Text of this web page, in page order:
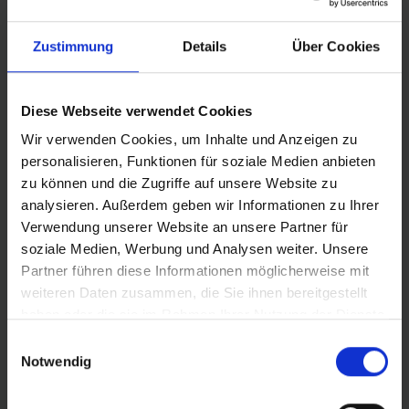
Zustimmung Details Über Cookies
Diese Webseite verwendet Cookies
Wir verwenden Cookies, um Inhalte und Anzeigen zu
personalisieren, Funktionen für soziale Medien anbieten
zu können und die Zugriffe auf unsere Website zu
analysieren. Außerdem geben wir Informationen zu Ihrer
Verwendung unserer Website an unsere Partner für
soziale Medien, Werbung und Analysen weiter. Unsere
Partner führen diese Informationen möglicherweise mit
weiteren Daten zusammen, die Sie ihnen bereitgestellt
Notwendig
PRODUCT DESCRIPTION
terrain. Ideal for extreme conditions.
Aggressive open tread design with large blocks
excellent brake traction on deep and soft terrain.
Excellent braking traction and extremely good self-
cleaning properties due to large gaps between
studs.
Special ‘Curveclaws’ for outstanding adverse-
camber grip.
More information: